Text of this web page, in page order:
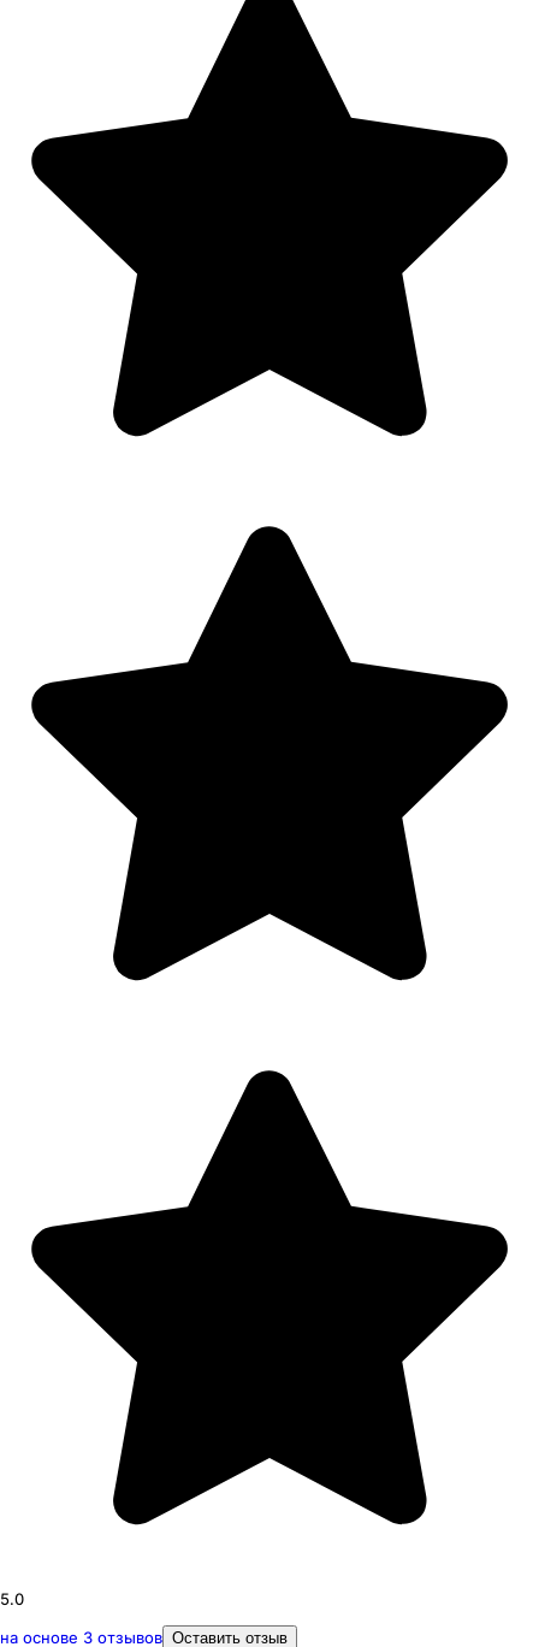
5.0
на основе 3 отзывов Оставить отзыв